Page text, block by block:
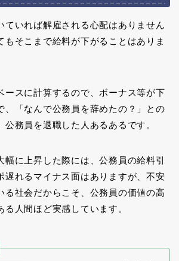
ていれば解雇される心配はありません
もそこまで給料が下がることはありま
ースに計算するので、ボーナス等が下
、「なんで公務員を辞めたの？」との
務員を退職した人あるあるです。
幅に上昇した際には、公務員の給料引
遅れるマイナス面はありますが、不安
る社会だからこそ、公務員の価値の高
る人間ほど実感しています。